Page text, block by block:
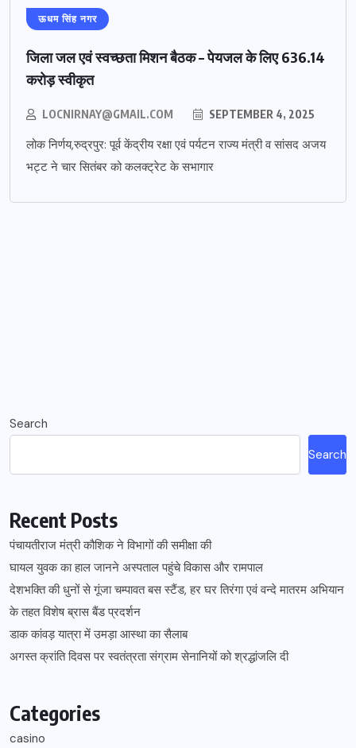
ऊधम सिंह नगर
जिला जल एवं स्वच्छता मिशन बैठक – पेयजल के लिए 636.14
करोड़ स्वीकृत
LOCNIRNAY@GMAIL.COM SEPTEMBER 4, 2025
लोक निर्णय,रुद्रपुर: पूर्व केंद्रीय रक्षा एवं पर्यटन राज्य मंत्री व सांसद अजय
भट्ट ने चार सितंबर को कलक्ट्रेट के सभागार
Search
Search
Recent Posts
पंचायतीराज मंत्री कौशिक ने विभागों की समीक्षा की
घायल युवक का हाल जानने अस्पताल पहुंचे विकास और रामपाल
देशभक्ति की धुनों से गूंजा चम्पावत बस स्टैंड, हर घर तिरंगा एवं वन्दे मातरम अभियान
के तहत विशेष ब्रास बैंड प्रदर्शन
डाक कांवड़ यात्रा में उमड़ा आस्था का सैलाब
अगस्त क्रांति दिवस पर स्वतंत्रता संग्राम सेनानियों को श्रद्धांजलि दी
Categories
casino